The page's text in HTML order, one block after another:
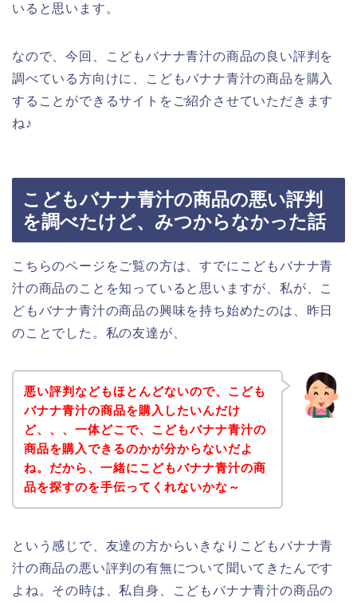
いると思います。
なので、今回、こどもバナナ青汁の商品の良い評判を
調べている方向けに、こどもバナナ青汁の商品を購入
することができるサイトをご紹介させていただきます
ね♪
こどもバナナ青汁の商品の悪い評判
を調べたけど、みつからなかった話
こちらのページをご覧の方は、すでにこどもバナナ青
汁の商品のことを知っていると思いますが、私が、こ
どもバナナ青汁の商品の興味を持ち始めたのは、昨日
のことでした。私の友達が、
悪い評判などもほとんどないので、こども
バナナ青汁の商品を購入したいんだけ
ど、、、一体どこで、こどもバナナ青汁の
商品を購入できるのかが分からないだよ
ね。だから、一緒にこどもバナナ青汁の商
品を探すのを手伝ってくれないかな～
という感じで、友達の方からいきなりこどもバナナ青
汁の商品の悪い評判の有無について聞いてきたんです
よね。その時は、私自身、こどもバナナ青汁の商品の